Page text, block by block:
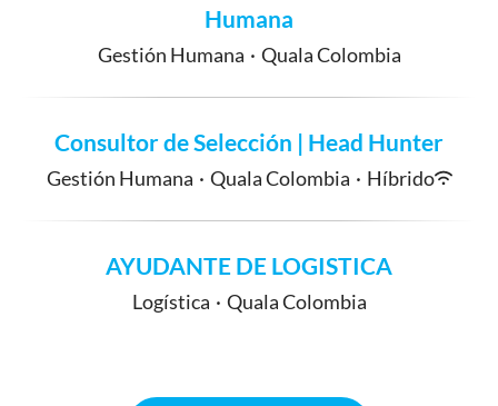
Humana
Gestión Humana · Quala Colombia
Consultor de Selección | Head Hunter
Gestión Humana · Quala Colombia · Híbrido
AYUDANTE DE LOGISTICA
Logística · Quala Colombia